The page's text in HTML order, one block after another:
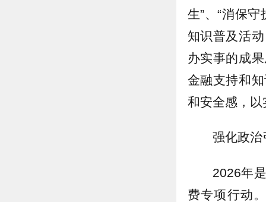
生”、“消保
知识普及活
办实事的成
金融支持和
和安全感，
强化政治
2026年
费专项行动